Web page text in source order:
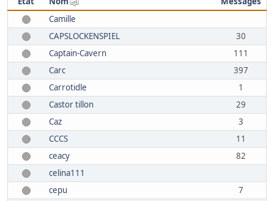
Camille
CAPSLOCKENSPIEL
30
Captain-Cavern
111
Carc
397
Carrotidle
1
Castor tillon
29
Caz
3
CCCS
11
ceacy
82
celina111
cepu
7